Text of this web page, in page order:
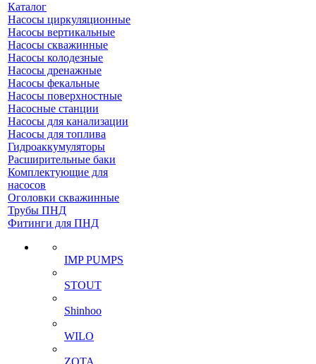
Каталог
Насосы циркуляционные
Насосы вертикальные
Насосы скважинные
Насосы колодезные
Насосы дренажные
Насосы фекальные
Насосы поверхностные
Насосные станции
Насосы для канализации
Насосы для топлива
Гидроаккумуляторы
Расширительные баки
Комплектующие для
насосов
Оголовки скважинные
Трубы ПНД
Фитинги для ПНД
IMP PUMPS
STOUT
Shinhoo
WILO
ZOTA